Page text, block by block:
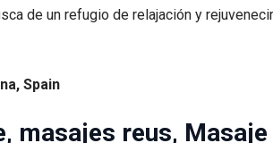
de un refugio de relajación y
Spain
masajes reus,